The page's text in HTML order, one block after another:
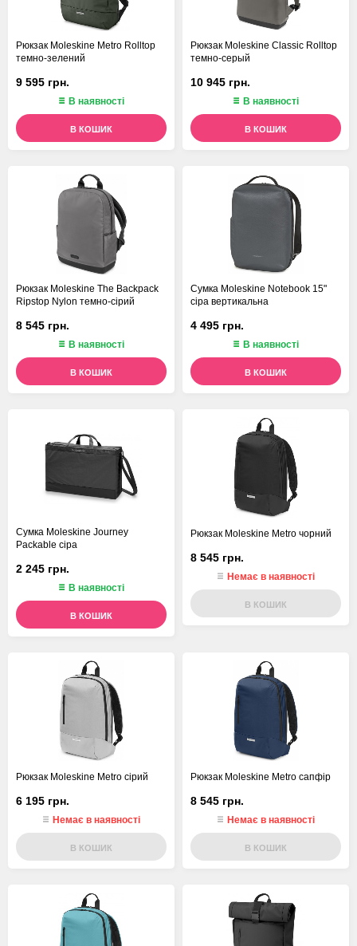
Рюкзак Moleskine Metro Rolltop
темно-зелений
9 595 грн.
В наявності
В КОШИК
Рюкзак Moleskine Classic Rolltop
темно-серый
10 945 грн.
В наявності
В КОШИК
Рюкзак Moleskine The Backpack
Ripstop Nylon темно-сірий
8 545 грн.
В наявності
В КОШИК
Сумка Moleskine Notebook 15"
сіра вертикальна
4 495 грн.
В наявності
В КОШИК
Сумка Moleskine Journey
Packable сіра
2 245 грн.
В наявності
В КОШИК
Рюкзак Moleskine Metro чорний
8 545 грн.
Немає в наявності
В КОШИК
Рюкзак Moleskine Metro сірий
6 195 грн.
Немає в наявності
В КОШИК
Рюкзак Moleskine Metro сапфір
8 545 грн.
Немає в наявності
В КОШИК